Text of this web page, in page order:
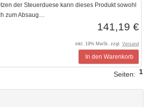
der Steuerduese kann dieses Produkt sowohl
zum Absaug…
141,19 €
inkl. 19% MwSt. zzgl. Versand
In den Warenkorb
1
Seiten: